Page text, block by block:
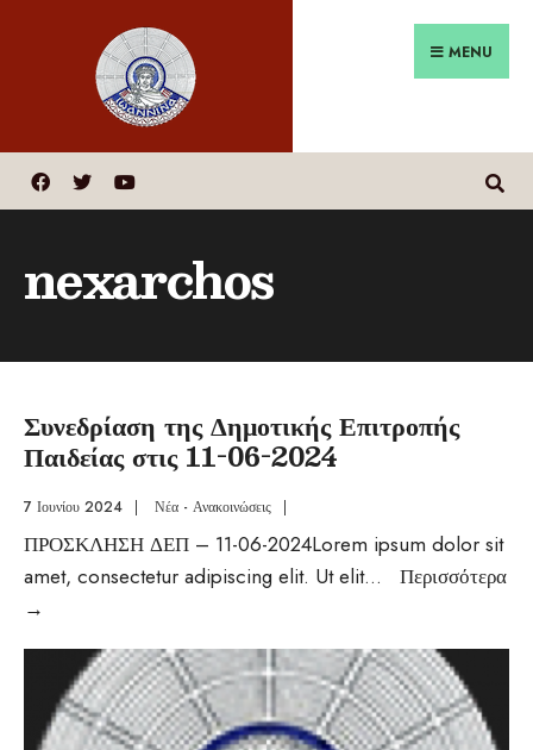
MENU
nexarchos
Συνεδρίαση της Δημοτικής Επιτροπής
Παιδείας στις 11-06-2024
7 Ιουνίου 2024 | Νέα - Ανακοινώσεις |
ΠΡΟΣΚΛΗΣΗ ΔΕΠ – 11-06-2024Lorem ipsum dolor sit
amet, consectetur adipiscing elit. Ut elit...
Περισσότερα
→